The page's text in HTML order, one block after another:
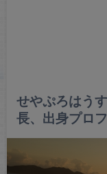
せやぷろはう
長、出身プロ